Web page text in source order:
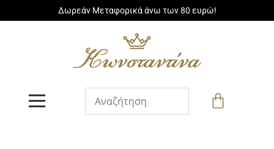
Δωρεάν Μεταφορικά άνω των 80 ευρώ!